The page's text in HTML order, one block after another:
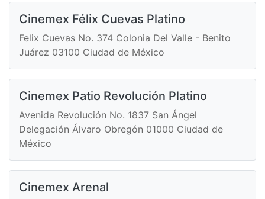
Cinemex Félix Cuevas Platino
Felix Cuevas No. 374 Colonia Del Valle - Benito
Juárez 03100 Ciudad de México
Cinemex Patio Revolución Platino
Avenida Revolución No. 1837 San Ángel
Delegación Álvaro Obregón 01000 Ciudad de
México
Cinemex Arenal